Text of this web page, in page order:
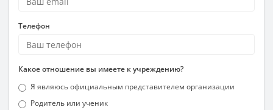
Телефон
Какое отношение вы имеете к учреждению?
Я являюсь официальным представителем организации
Родитель или ученик